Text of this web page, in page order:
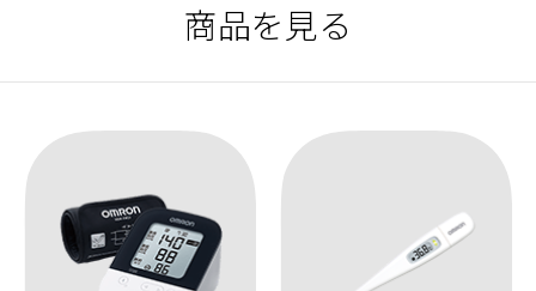
商品を見る